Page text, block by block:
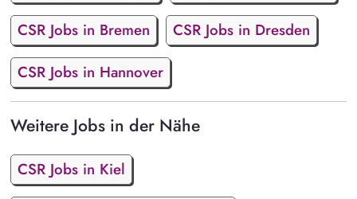
CSR Jobs in Bremen
CSR Jobs in Dresden
CSR Jobs in Hannover
Weitere Jobs in der Nähe
CSR Jobs in Kiel